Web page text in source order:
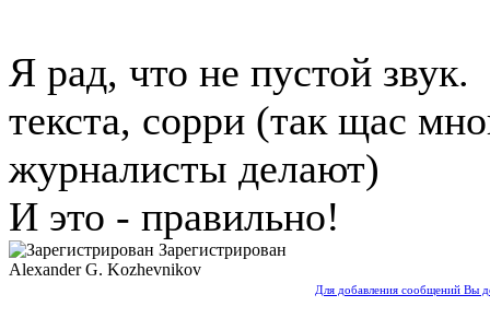
Я рад, что не пустой звук.
текста, сорри (так щас
журналисты делают)
И это - правильно!
Зарегистрирован
Alexander G. Kozhevnikov
Для добавления сообщений Вы